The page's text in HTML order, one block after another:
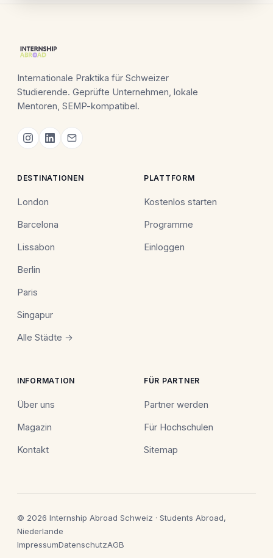
Internationale Praktika für Schweizer
Studierende. Geprüfte Unternehmen, lokale
Mentoren, SEMP-kompatibel.
DESTINATIONEN
London
Barcelona
Lissabon
Berlin
Paris
Singapur
Alle Städte →
PLATTFORM
Kostenlos starten
Programme
Einloggen
INFORMATION
Über uns
Magazin
Kontakt
FÜR PARTNER
Partner werden
Für Hochschulen
Sitemap
© 2026 Internship Abroad Schweiz · Students Abroad,
Niederlande
ImpressumDatenschutzAGB